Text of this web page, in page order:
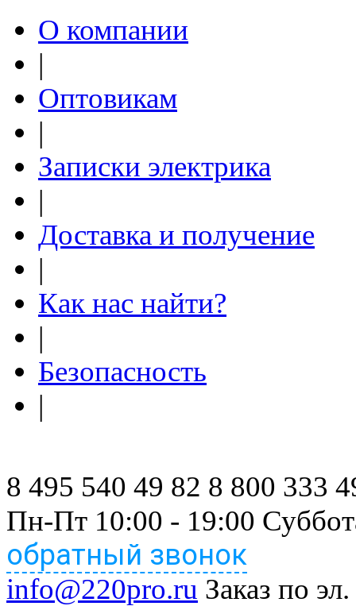
О компании
|
Оптовикам
|
Записки электрика
|
Доставка и получение
|
Как нас найти?
|
Безопасность
|
8 495 540 49 82 8 800 333
Пн-Пт 10:00 - 19:00
обратный звонок
info@220pro.ru Заказ по